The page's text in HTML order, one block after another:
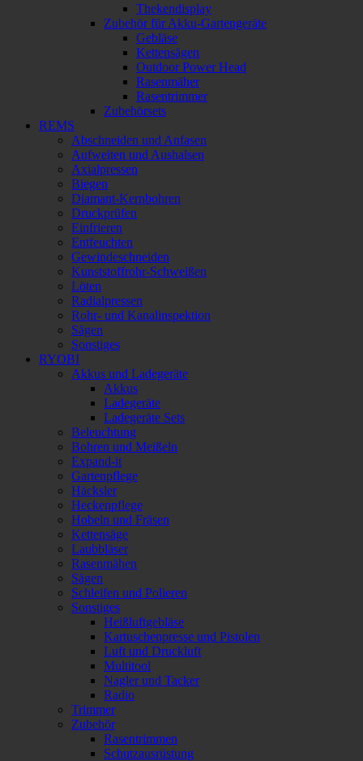
Thekendisplay
Zubehör für Akku-Gartengeräte
Gebläse
Kettensägen
Outdoor Power Head
Rasenmäher
Rasentrimmer
Zubehörsets
REMS
Abschneiden und Anfasen
Aufweiten und Aushalsen
Axialpressen
Biegen
Diamant-Kernbohren
Druckprüfen
Einfrieren
Entfeuchten
Gewindeschneiden
Kunststoffrohr-Schweißen
Löten
Radialpressen
Rohr- und Kanalinspektion
Sägen
Sonstiges
RYOBI
Akkus und Ladegeräte
Akkus
Ladegeräte
Ladegeräte Sets
Beleuchtung
Bohren und Meißeln
Expand-it
Gartenpflege
Häcksler
Heckenpflege
Hobeln und Fräsen
Kettensäge
Laubbläser
Rasenmähen
Sägen
Schleifen und Polieren
Sonstiges
Heißluftgebläse
Kartuschenpresse und Pistolen
Luft und Druckluft
Multitool
Nagler und Tacker
Radio
Trimmer
Zubehör
Rasentrimmen
Schutzausrüstung